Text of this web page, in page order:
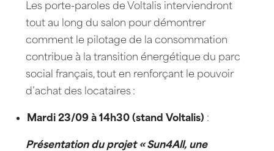
Les porte-paroles de Voltalis interviendront
tout au long du salon pour démontrer
comment le pilotage de la consommation
contribue à la transition énergétique du parc
social français, tout en renforçant le pouvoir
d’achat des locataires :
Mardi 23/09 à 14h30 (stand Voltalis) :
Présentation du projet « Sun4All, une